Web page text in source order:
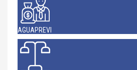
AGUAPREVI